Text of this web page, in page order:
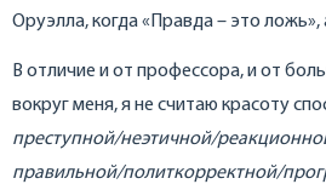
Оруэлла, когда «Правда – это ложь»,
В отличие и от профессора, и от
вокруг меня, я не считаю красоту
преступной/неэтичной/
правильной/политкорректной/